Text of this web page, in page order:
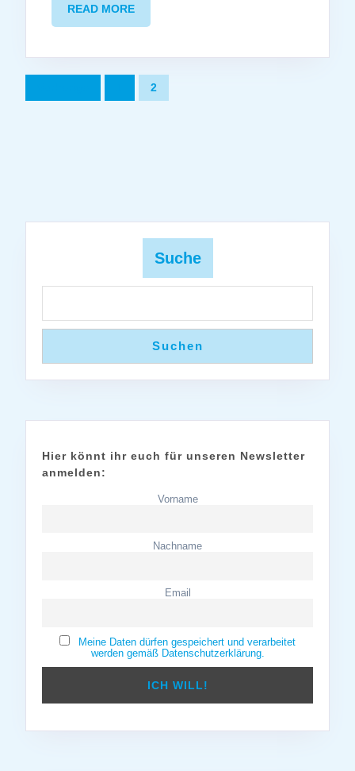
READ MOREREAD
MORE
Seitennummerierung
der
2
Suche
Suchen
Hier könnt ihr euch für unseren Newsletter
anmelden:
Vorname
Nachname
Email
Meine Daten dürfen gespeichert und verarbeitet
werden gemäß Datenschutzerklärung.